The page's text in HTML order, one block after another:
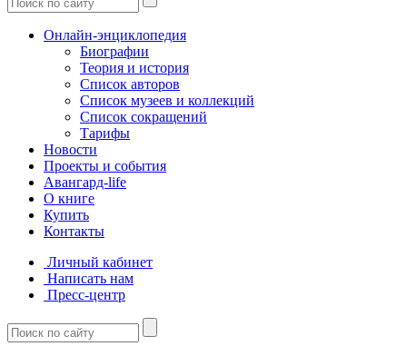
Онлайн-энциклопедия
Биографии
Теория и история
Список авторов
Список музеев и коллекций
Список сокращений
Тарифы
Новости
Проекты и события
Авангард-life
О книге
Купить
Контакты
Личный кабинет
Написать нам
Пресс-центр